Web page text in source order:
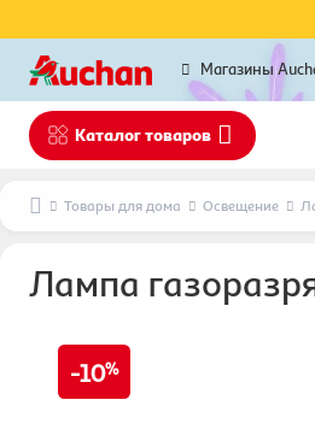
Магазины
Каталог товаров
Товары для дома Освещение
Лампа
10